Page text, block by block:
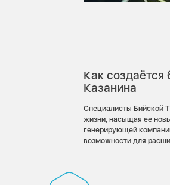
Как
Казанина
Специалисты Бийской
жизни, насыщая ее
генерирующей
возможности для